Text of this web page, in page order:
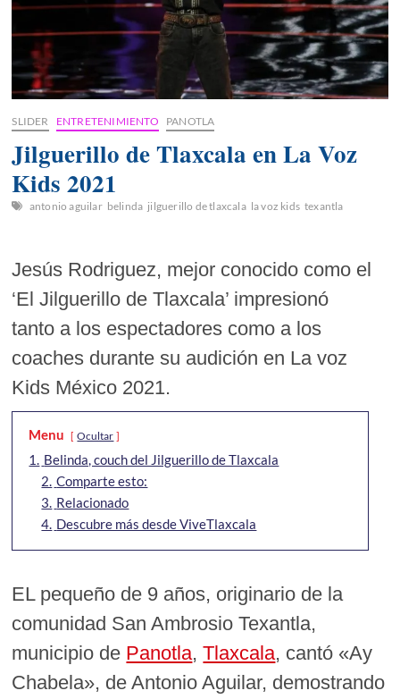
SLIDER ENTRETENIMIENTO PANOTLA
Jilguerillo de Tlaxcala en La Voz
Kids 2021
antonio aguilar belinda jilguerillo de tlaxcala la voz kids texantla
Jesús Rodriguez, mejor conocido como el
‘El Jilguerillo de Tlaxcala’ impresionó
tanto a los espectadores como a los
coaches durante su audición en La voz
Kids México 2021.
Menu Ocultar
1. Belinda, couch del Jilguerillo de Tlaxcala
2. Comparte esto:
3. Relacionado
4. Descubre más desde ViveTlaxcala
EL pequeño de 9 años, originario de la
comunidad San Ambrosio Texantla,
municipio de Panotla,Tlaxcala, cantó «Ay
Chabela», de Antonio Aguilar, demostrando